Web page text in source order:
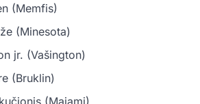
(Memfis)
(Minesota)
jr. (Vašington)
(Bruklin)
(Majami)